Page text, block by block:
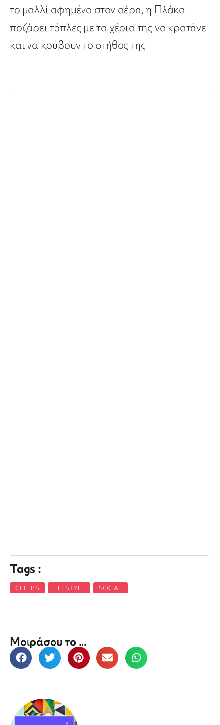
το μαλλί αφημένο στον αέρα, η Πλάκα
ποζάρει τόπλες με τα χέρια της να κρατάνε
και να κρύβουν το στήθος της
Tags :
CELEBS LIFESTYLE SOCIAL
Μοιράσου το ...